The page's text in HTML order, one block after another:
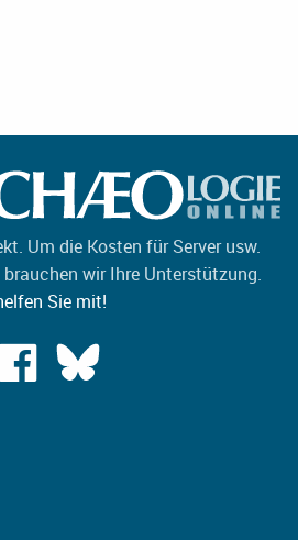
Um die Kosten für Server usw.
wir Ihre Unterstützung.
Sie mit!